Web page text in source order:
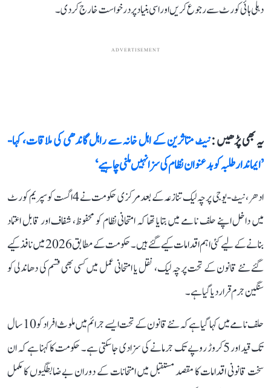
دہلی ہائی کورٹ سے رجوع کریں اور اسی بنیاد پر درخواست خارج کر دی۔
ADVERTISEMENT
یہ بھی پڑھیں :نیٹ متاثرین کے اہل خانہ سے راہل گاندھی کی ملاقات، کہا-
’ایماندار طلبہ کو بدعنوان نظام کی سزا نہیں ملنی چاہیے‘
ادھر، نیٹ-یو جی پرچہ لیک تنازعہ کے بعد مرکزی حکومت نے 4 اگست کو سپریم کورٹ
میں داخل اپنے حلف نامے میں بتایا تھا کہ امتحانی نظام کو محفوظ، شفاف اور قابل اعتماد
بنانے کے لیے کئی اہم اقدامات کیے گئے ہیں۔ حکومت کے مطابق 2026 میں نافذ کیے
گئے نئے قانون کے تحت پرچہ لیک، نقل یا امتحانی عمل میں کسی بھی قسم کی دھاندلی کو
سنگین جرم قرار دیا گیا ہے۔
حلف نامے میں کہا گیا ہے کہ نئے قانون کے تحت ایسے جرائم میں ملوث افراد کو 10 سال
تک قید اور 5 کروڑ روپے تک جرمانے کی سزا دی جا سکتی ہے۔ حکومت کا کہنا ہے کہ ان
سخت قانونی اقدامات کا مقصد مستقبل میں امتحانات کے دوران بے ضابطگیوں کا مکمل